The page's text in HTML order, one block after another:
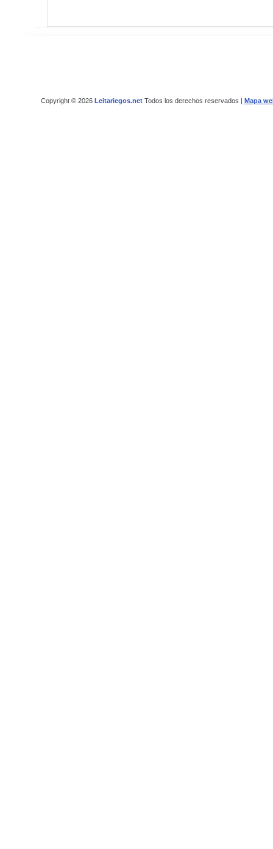
Copyright © 2026 Leitariegos.netTodos los derechos reservados | Mapa